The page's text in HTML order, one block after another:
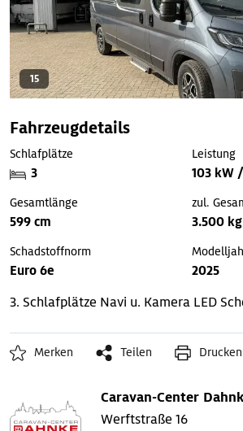
15
Fahrzeugdetails
Schlafplätze
3
Leistung
103 kW
Gesamtlänge
599 cm
zul.
3.500 kg
Schadstoffnorm
Euro 6e 2025
3. Schlafplätze Navi u. Kamera LED
Merken Teilen Drucken
Caravan-Center
Werftstraße 16